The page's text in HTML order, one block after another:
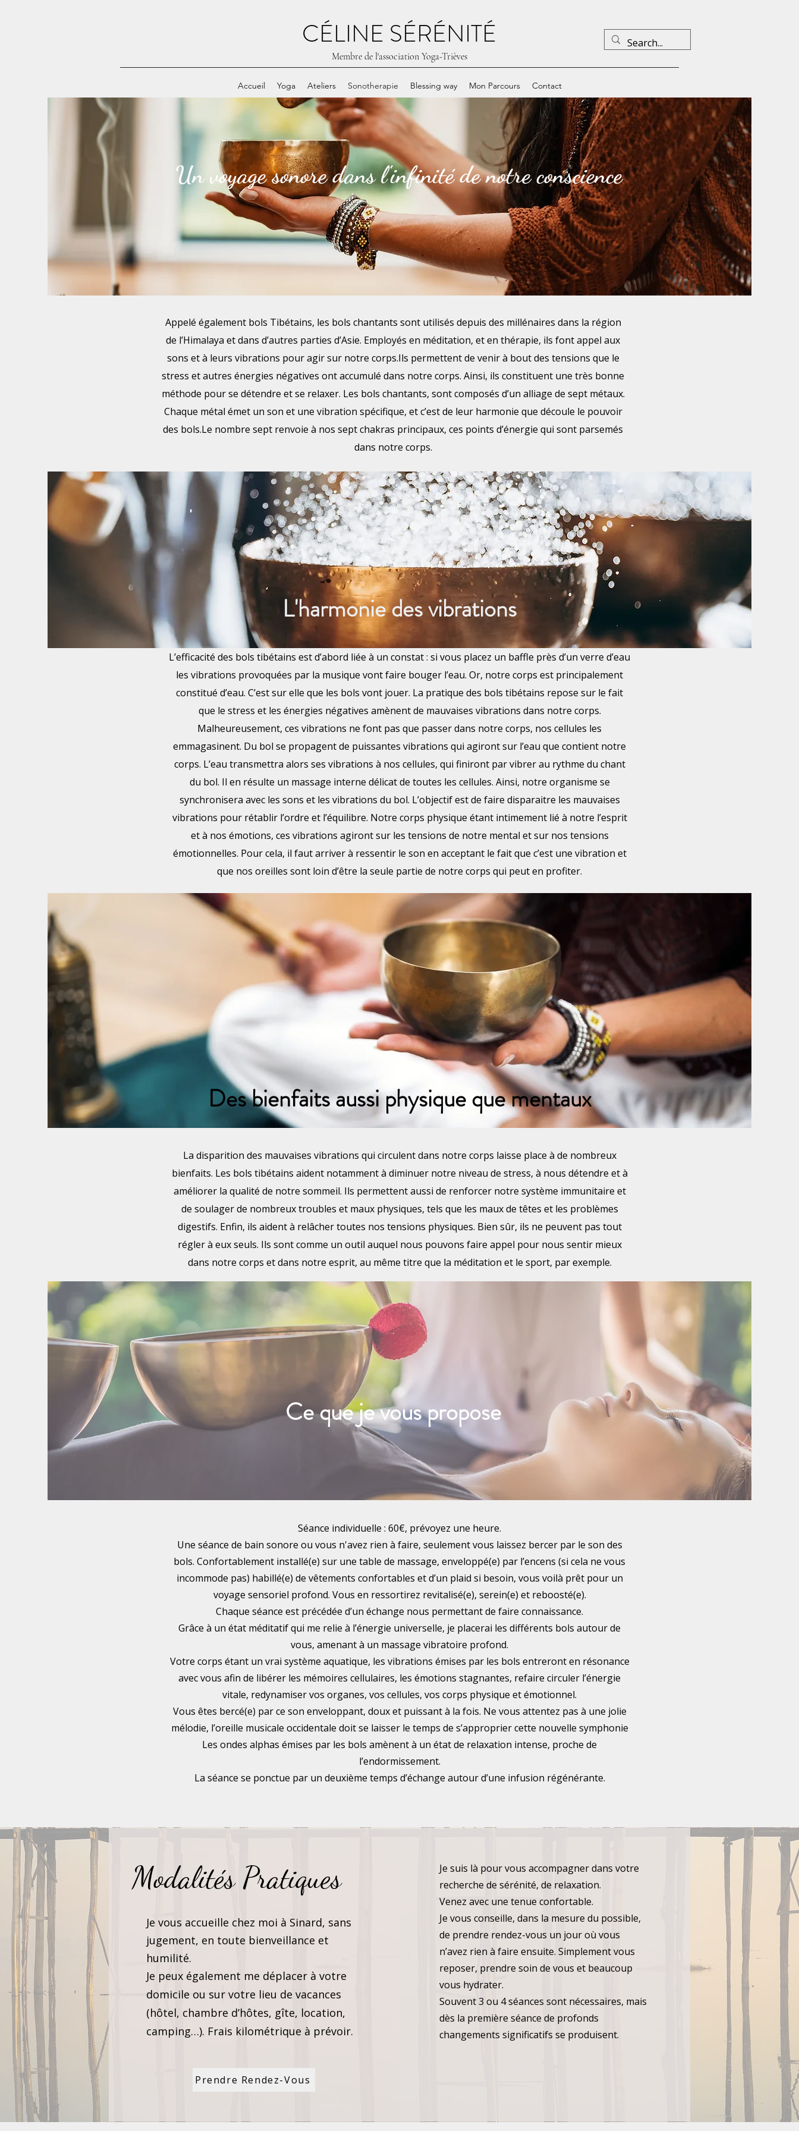
CÉLINE SÉRÉNITÉ
Membre de l'association Yoga-Trièves
Accueil Yoga Ateliers Sonotherapie Blessing way Mon Parcours Contact
Un voyage sonore dans l'infinité de notre conscience
Appelé également bols Tibétains, les bols chantants sont utilisés depuis des millénaires dans la région
de l’Himalaya et dans d’autres parties d’Asie. Employés en méditation, et en thérapie, ils font appel aux
sons et à leurs vibrations pour agir sur notre corps.Ils permettent de venir à bout des tensions que le
stress et autres énergies négatives ont accumulé dans notre corps. Ainsi, ils constituent une très bonne
méthode pour se détendre et se relaxer. Les bols chantants, sont composés d’un alliage de sept métaux.
Chaque métal émet un son et une vibration spécifique, et c’est de leur harmonie que découle le pouvoir
des bols.Le nombre sept renvoie à nos sept chakras principaux, ces points d’énergie qui sont parsemés
dans notre corps.
L'harmonie des vibrations
L’efficacité des bols tibétains est d’abord liée à un constat : si vous placez un baffle près d’un verre d’eau
les vibrations provoquées par la musique vont faire bouger l’eau. Or, notre corps est principalement
constitué d’eau. C’est sur elle que les bols vont jouer. La pratique des bols tibétains repose sur le fait
que le stress et les énergies négatives amènent de mauvaises vibrations dans notre corps.
Malheureusement, ces vibrations ne font pas que passer dans notre corps, nos cellules les
emmagasinent. Du bol se propagent de puissantes vibrations qui agiront sur l’eau que contient notre
corps. L’eau transmettra alors ses vibrations à nos cellules, qui finiront par vibrer au rythme du chant
du bol. Il en résulte un massage interne délicat de toutes les cellules. Ainsi, notre organisme se
synchronisera avec les sons et les vibrations du bol. L’objectif est de faire disparaitre les mauvaises
vibrations pour rétablir l’ordre et l’équilibre. Notre corps physique étant intimement lié à notre l’esprit
et à nos émotions, ces vibrations agiront sur les tensions de notre mental et sur nos tensions
émotionnelles. Pour cela, il faut arriver à ressentir le son en acceptant le fait que c’est une vibration et
que nos oreilles sont loin d’être la seule partie de notre corps qui peut en profiter.
Des bienfaits aussi physique que mentaux
La disparition des mauvaises vibrations qui circulent dans notre corps laisse place à de nombreux
bienfaits. Les bols tibétains aident notamment à diminuer notre niveau de stress, à nous détendre et à
améliorer la qualité de notre sommeil. Ils permettent aussi de renforcer notre système immunitaire et
de soulager de nombreux troubles et maux physiques, tels que les maux de têtes et les problèmes
digestifs. Enfin, ils aident à relâcher toutes nos tensions physiques. Bien sûr, ils ne peuvent pas tout
régler à eux seuls. Ils sont comme un outil auquel nous pouvons faire appel pour nous sentir mieux
dans notre corps et dans notre esprit, au même titre que la méditation et le sport, par exemple.
Ce que je vous propose
Séance individuelle : 60€, prévoyez une heure.
Une séance de bain sonore ou vous n'avez rien à faire, seulement vous laissez bercer par le son des
bols. Confortablement installé(e) sur une table de massage, enveloppé(e) par l’encens (si cela ne vous
incommode pas) habillé(e) de vêtements confortables et d’un plaid si besoin, vous voilà prêt pour un
voyage sensoriel profond. Vous en ressortirez revitalisé(e), serein(e) et reboosté(e).
Chaque séance est précédée d’un échange nous permettant de faire connaissance.
Grâce à un état méditatif qui me relie à l’énergie universelle, je placerai les différents bols autour de
vous, amenant à un massage vibratoire profond.
Votre corps étant un vrai système aquatique, les vibrations émises par les bols entreront en résonance
avec vous afin de libérer les mémoires cellulaires, les émotions stagnantes, refaire circuler l’énergie
vitale, redynamiser vos organes, vos cellules, vos corps physique et émotionnel.
Vous êtes bercé(e) par ce son enveloppant, doux et puissant à la fois. Ne vous attentez pas à une jolie
mélodie, l’oreille musicale occidentale doit se laisser le temps de s’approprier cette nouvelle symphonie
Les ondes alphas émises par les bols amènent à un état de relaxation intense, proche de
l’endormissement.
La séance se ponctue par un deuxième temps d’échange autour d’une infusion régénérante.
Modalités Pratiques
Je vous accueille chez moi à Sinard, sans
jugement, en toute bienveillance et
humilité.
Je peux également me déplacer à votre
domicile ou sur votre lieu de vacances
(hôtel, chambre d’hôtes, gîte, location,
camping…). Frais kilométrique à prévoir.
Prendre Rendez-Vous
Je suis là pour vous accompagner dans votre
recherche de sérénité, de relaxation.
Venez avec une tenue confortable.
Je vous conseille, dans la mesure du possible,
de prendre rendez-vous un jour où vous
n’avez rien à faire ensuite. Simplement vous
reposer, prendre soin de vous et beaucoup
vous hydrater.
Souvent 3 ou 4 séances sont nécessaires, mais
dès la première séance de profonds
changements significatifs se produisent.